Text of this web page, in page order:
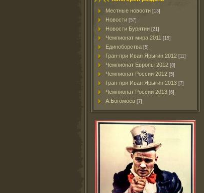
Местные новости [13]
Новости [57]
Новости Бурятии [21]
Чемпионат мира 2011 [15]
Единоборства [5]
Гран-при Иван Ярыгин 2012 [11]
Чемпионат Европы 2012 [8]
Чемпионат России 2012 [5]
Гран-при Иван Ярыгин 2013 [7]
Чемпионат России 2013 [6]
А.Богомоев [7]